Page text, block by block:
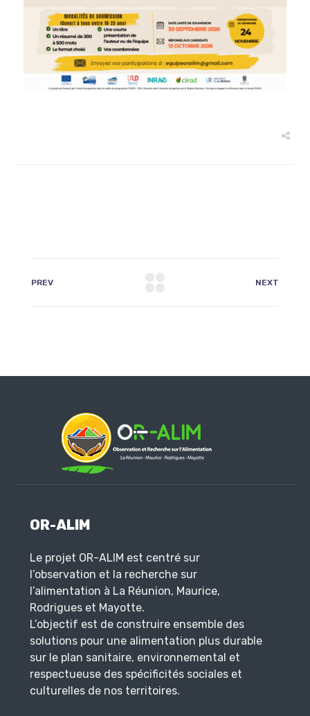
PREV NEXT
OR-ALIM
Le projet OR-ALIM est centré sur
l’observation et la recherche sur
l’alimentation à La Réunion, Maurice,
Rodrigues et Mayotte.
L’objectif est de construire ensemble des
solutions pour une alimentation plus durable
sur le plan sanitaire, environnemental et
respectueuse des spécificités sociales et
culturelles de nos territoires.